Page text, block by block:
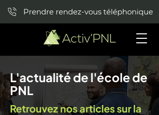
Prendre rendez-vous téléphonique
L'actualité de l'école de
PNL
Retrouvez nos articles sur la